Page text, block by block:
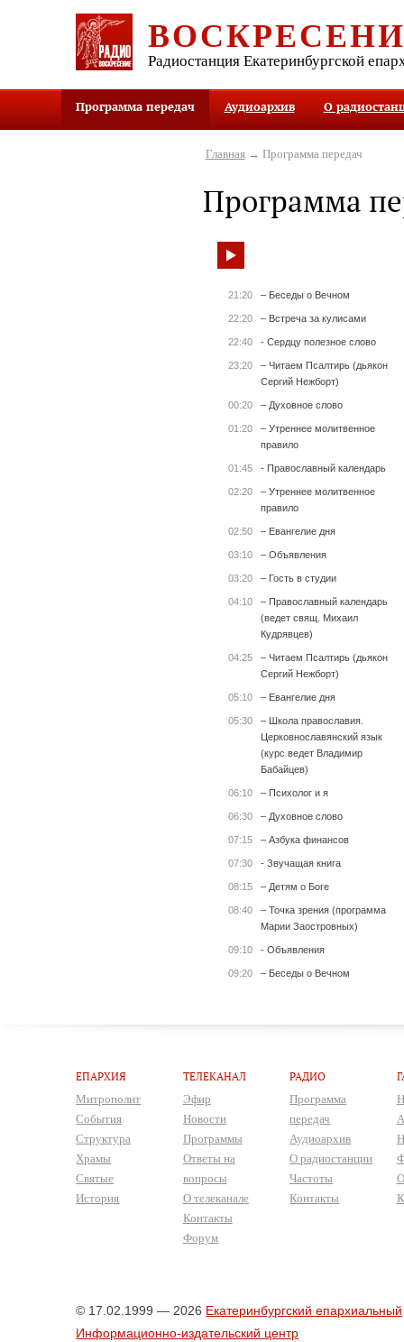
Радиостанция Екатеринбургской
Программа передач Аудиоархив О
Главная→ Программа передач
Программа
21:20 – Беседы о Вечном
22:20 – Встреча за кулисами
22:40 - Сердцу полезное слово
23:20
– Читаем Псалтирь (дьякон
Сергий Нежборт)
00:20 – Духовное слово
01:20
– Утреннее молитвенное
правило
01:45 - Православный календарь
02:20
– Утреннее молитвенное
правило
02:50 – Евангелие дня
03:10 – Объявления
03:20 – Гость в студии
04:10
– Православный календарь
(ведет свящ. Михаил
Кудрявцев)
04:25
– Читаем Псалтирь (дьякон
Сергий Нежборт)
05:10 – Евангелие дня
05:30
– Школа православия.
Церковнославянский язык
(курс ведет Владимир
Бабайцев)
06:10 – Психолог и я
06:30 – Духовное слово
07:15 – Азбука финансов
07:30 - Звучащая книга
08:15 – Детям о Боге
08:40
– Точка зрения (программа
Марии Заостровных)
09:10 - Объявления
09:20 – Беседы о Вечном
ЕПАРХИЯ
Митрополит
События
Структура
Храмы
Святые
История
ТЕЛЕКАНАЛ
Эфир
Новости
Программы
Ответы на
вопросы
О телеканале
Контакты
Форум
РАДИО
Программа
передач
Аудиоархив
О радиостанции
Частоты
Контакты
© 17.02.1999 — 2026 Екатеринбургский епархиальный
Информационно-издательский центр